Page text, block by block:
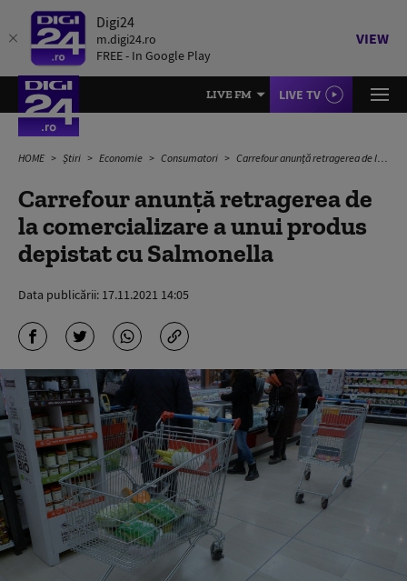
Digi24
m.digi24.ro
FREE - In Google Play
VIEW
LIVE FM LIVE TV
HOME Știri Economie Consumatori Carrefour anunță retragerea de la comercializare a unui produs depistat cu Salmonella
Carrefour anunță retragerea de
la comercializare a unui produs
depistat cu Salmonella
Data publicării: 17.11.2021 14:05